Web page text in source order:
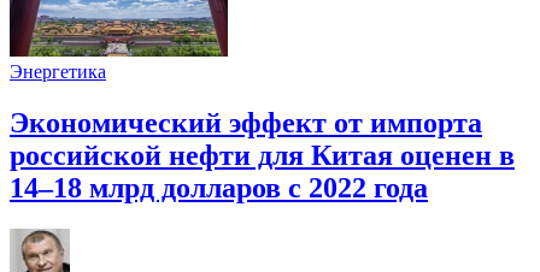
Энергетика
Экономический эффект от импорта
российской нефти для Китая оценен в
14–18 млрд долларов с 2022 года